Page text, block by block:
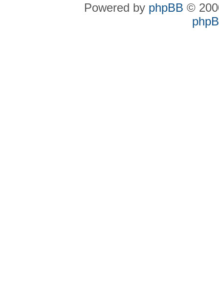
Powered by phpBB ©